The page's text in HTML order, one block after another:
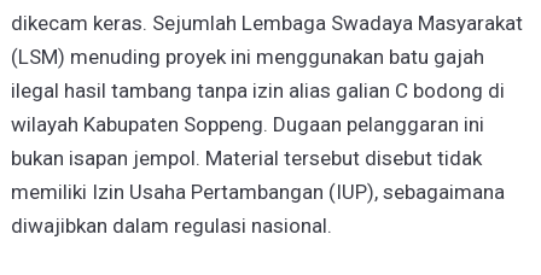
dikecam keras. Sejumlah Lembaga Swadaya Masyarakat
(LSM) menuding proyek ini menggunakan batu gajah
ilegal hasil tambang tanpa izin alias galian C bodong di
wilayah Kabupaten Soppeng. Dugaan pelanggaran ini
bukan isapan jempol. Material tersebut disebut tidak
memiliki Izin Usaha Pertambangan (IUP), sebagaimana
diwajibkan dalam regulasi nasional.